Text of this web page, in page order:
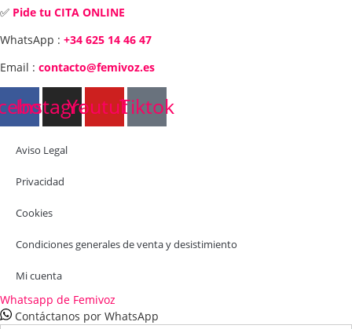
✅ Pide tu CITA ONLINE
WhatsApp : +34 625 14 46 47
Email : contacto@femivoz.es
Instagram
YoutubeTiktok
Aviso Legal
Privacidad
Cookies
Condiciones generales de venta y desistimiento
Mi cuenta
Whatsapp de Femivoz
Contáctanos por WhatsApp